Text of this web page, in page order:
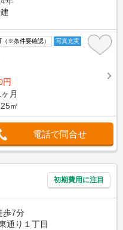
※条件要確認）
写真充実
円
月
㎡
電話で問合せ
初期費用に注目
歩7分
通り１丁目